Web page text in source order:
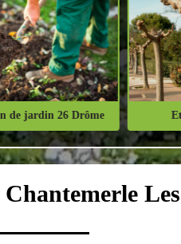
de jardin 26 Drôme